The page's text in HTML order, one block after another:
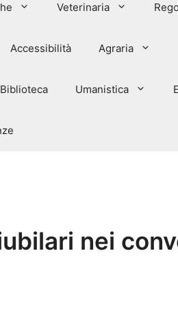
Veterinaria
Accessibilità Agraria
Umanistica
nei